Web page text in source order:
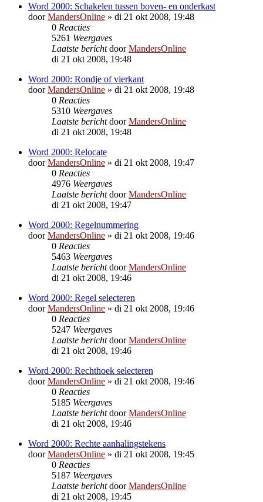
Word 2000: Schakelen tussen boven- en onderkast
doorMandersOnline » di 21 okt 2008, 19:48
0 Reacties
5261 Weergaves
Laatste berichtdoorMandersOnline
di 21 okt 2008, 19:48
Word 2000: Rondje of vierkant
doorMandersOnline » di 21 okt 2008, 19:48
0 Reacties
5310 Weergaves
Laatste berichtdoorMandersOnline
di 21 okt 2008, 19:48
Word 2000: Relocate
doorMandersOnline » di 21 okt 2008, 19:47
0 Reacties
4976 Weergaves
Laatste berichtdoorMandersOnline
di 21 okt 2008, 19:47
Word 2000: Regelnummering
doorMandersOnline » di 21 okt 2008, 19:46
0 Reacties
5463 Weergaves
Laatste berichtdoorMandersOnline
di 21 okt 2008, 19:46
Word 2000: Regel selecteren
doorMandersOnline » di 21 okt 2008, 19:46
0 Reacties
5247 Weergaves
Laatste berichtdoorMandersOnline
di 21 okt 2008, 19:46
Word 2000: Rechthoek selecteren
doorMandersOnline » di 21 okt 2008, 19:46
0 Reacties
5185 Weergaves
Laatste berichtdoorMandersOnline
di 21 okt 2008, 19:46
Word 2000: Rechte aanhalingstekens
doorMandersOnline » di 21 okt 2008, 19:45
0 Reacties
5187 Weergaves
Laatste berichtdoorMandersOnline
di 21 okt 2008, 19:45